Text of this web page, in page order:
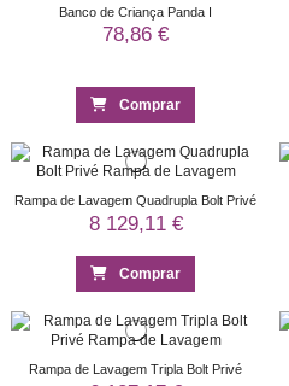
Banco de Criança Panda I
78,86 €
Comprar
Rampa de Lavagem Quadrupla Bolt Privé
8 129,11 €
Comprar
Rampa de Lavagem Tripla Bolt Privé